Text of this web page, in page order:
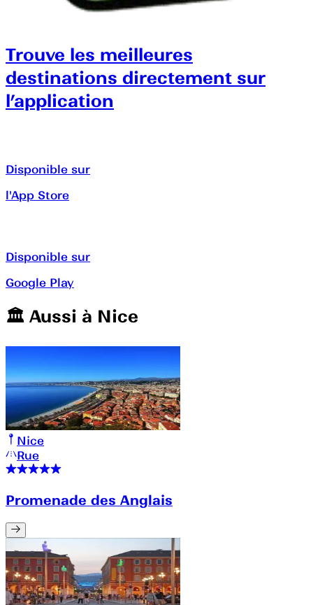
Trouve les meilleures
destinations directement sur
l’application
Disponible sur
l'App Store
Disponible sur
Google Play
🏛️️ Aussi à Nice
Nice
Rue
Promenade des Anglais